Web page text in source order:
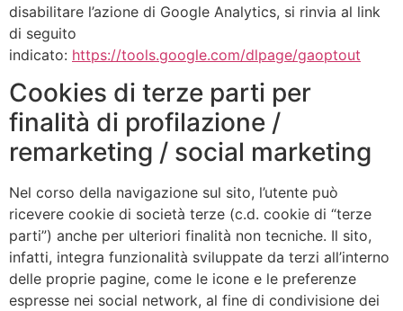
disabilitare l’azione di Google Analytics, si rinvia al link
di seguito
indicato: https://tools.google.com/dlpage/gaoptout
Cookies di terze parti per
finalità di profilazione /
remarketing / social marketing
Nel corso della navigazione sul sito, l’utente può
ricevere cookie di società terze (c.d. cookie di “terze
parti”) anche per ulteriori finalità non tecniche. Il sito,
infatti, integra funzionalità sviluppate da terzi all’interno
delle proprie pagine, come le icone e le preferenze
espresse nei social network, al fine di condivisione dei